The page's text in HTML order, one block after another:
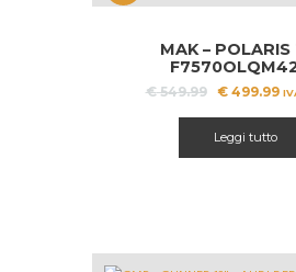
MAK – POLARIS
€549.99
Il
era:
€ 549.99.
€499.99Il
€
Leggi tutto